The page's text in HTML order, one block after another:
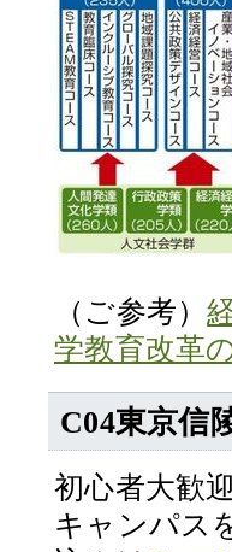
（ご参考）
学教育改革
C04東京信
初心者大歓
キャンパス